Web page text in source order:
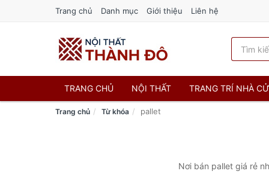
Trang chủ Danh mục Giới thiệu Liên hệ
TRANG CHỦ NỘI THẤT TRANG TRÍ NHÀ
Trang chủ Từ khóa pallet
Nơi bán pallet giá rẻ